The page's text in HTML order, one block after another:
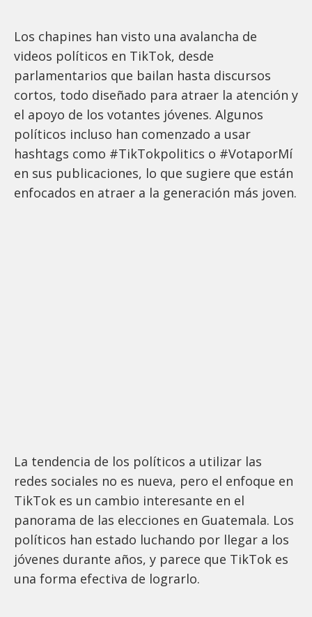
Los chapines han visto una avalancha de
videos políticos en TikTok, desde
parlamentarios que bailan hasta discursos
cortos, todo diseñado para atraer la atención y
el apoyo de los votantes jóvenes. Algunos
políticos incluso han comenzado a usar
hashtags como #TikTokpolitics o #VotaporMí
en sus publicaciones, lo que sugiere que están
enfocados en atraer a la generación más joven.
La tendencia de los políticos a utilizar las
redes sociales no es nueva, pero el enfoque en
TikTok es un cambio interesante en el
panorama de las elecciones en Guatemala. Los
políticos han estado luchando por llegar a los
jóvenes durante años, y parece que TikTok es
una forma efectiva de lograrlo.